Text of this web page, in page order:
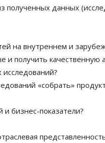
полученных данных
на внутреннем и
и получить качественную
исследований?
«собрать»
и бизнес-показатели?